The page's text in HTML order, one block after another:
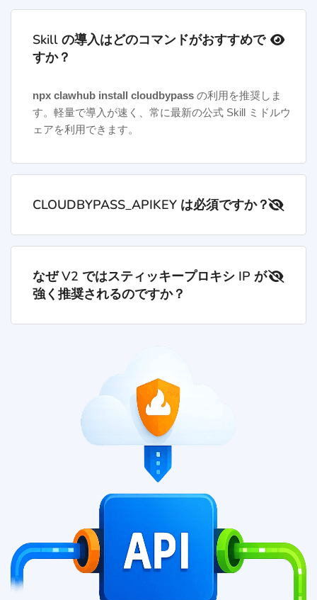
Skill の導入はどのコマンドがおすすめで
すか？
npx clawhub install cloudbypass の利用を推奨しま
す。軽量で導入が速く、常に最新の公式 Skill ミドルウ
ェアを利用できます。
CLOUDBYPASS_APIKEY は必須ですか？
なぜ V2 ではスティッキープロキシ IP が
強く推奨されるのですか？